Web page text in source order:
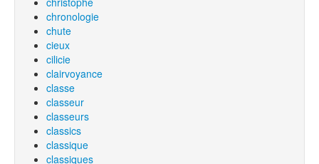
chronologie
chute
cieux
cilicie
clairvoyance
classe
classeur
classeurs
classics
classique
classiques